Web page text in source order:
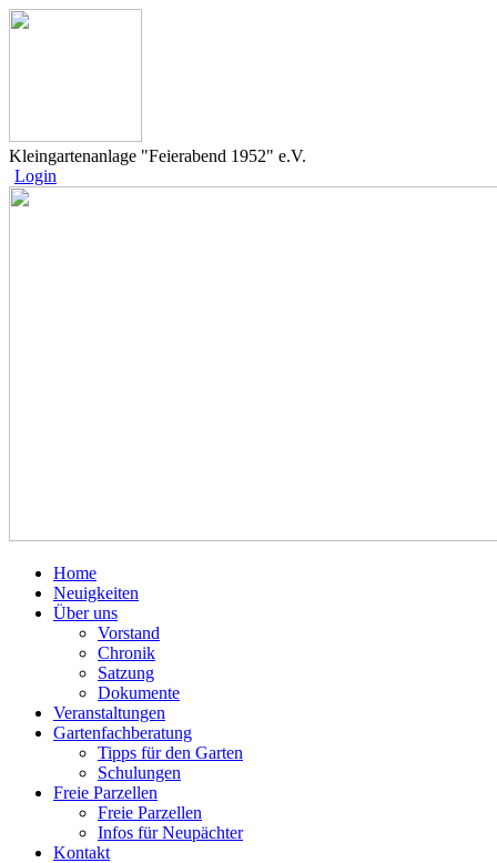
Kleingartenanlage "Feierabend 1952" e.V.
Login
Home
Neuigkeiten
Über uns
Vorstand
Chronik
Satzung
Dokumente
Veranstaltungen
Gartenfachberatung
Tipps für den Garten
Schulungen
Freie Parzellen
Freie Parzellen
Infos für Neupächter
Kontakt